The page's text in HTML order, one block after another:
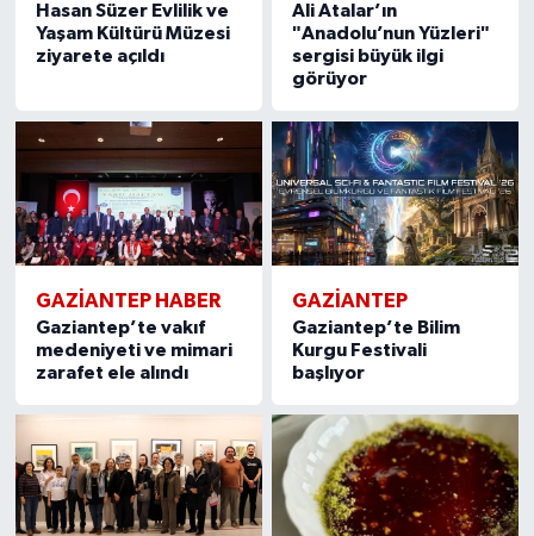
Hasan Süzer Evlilik ve
Yaşam Kültürü Müzesi
ziyarete açıldı
Ali Atalar’ın
"Anadolu’nun Yüzleri"
sergisi büyük ilgi
görüyor
GAZIANTEP HABER
Gaziantep’te vakıf
medeniyeti ve mimari
zarafet ele alındı
GAZIANTEP
Gaziantep’te Bilim
Kurgu Festivali
başlıyor